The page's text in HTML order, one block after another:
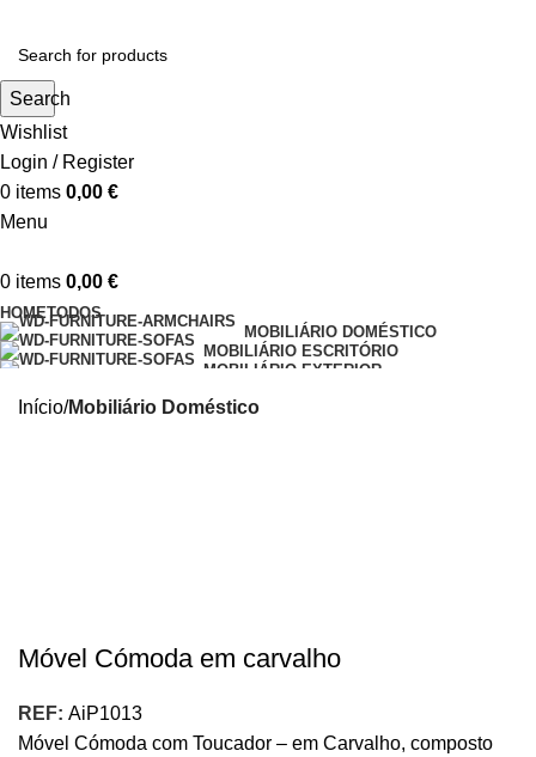
Search
Wishlist
Login / Register
0 items 0,00 €
Menu
0 items 0,00 €
HOMETODOS
MOBILIÁRIO DOMÉSTICO
MOBILIÁRIO ESCRITÓRIO
MOBILIÁRIO EXTERIOR
EQUIPAMENTO
Início Mobiliário Doméstico
Móvel Cómoda em carvalho
REF: AiP1013
Móvel Cómoda com Toucador – em Carvalho, composto